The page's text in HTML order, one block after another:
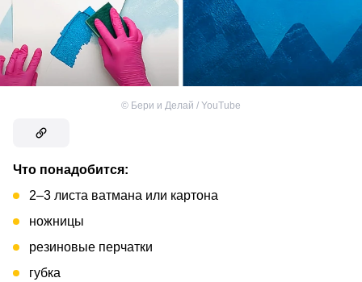
© Бери и Делай / YouTube
Что понадобится:
2–3 листа ватмана или картона
ножницы
резиновые перчатки
губка